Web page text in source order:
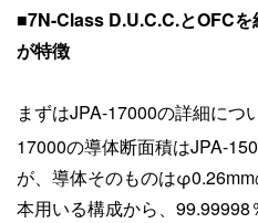
■7N-Class D.U.C.C.とOFC
が特徴
まずはJPA-17000の詳細につ
17000の導体断面積はJPA-
が、導体そのものは
本用いる構成から、